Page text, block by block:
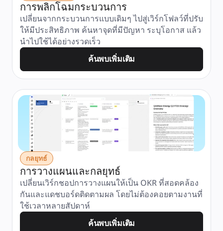
การพลิกโฉมกระบวนการ
เปลี่ยนจากกระบวนการแบบเดิมๆ ไปสู่เวิร์กโฟลว์ที่ปรับ
ให้มีประสิทธิภาพ ค้นหาจุดที่มีปัญหา ระบุโอกาส แล้ว
นำไปใช้ได้อย่างรวดเร็ว
ค้นพบเพิ่มเติม
กลยุทธ์
การวางแผนและกลยุทธ์
เปลี่ยนเวิร์กชอปการวางแผนให้เป็น OKR ที่สอดคล้อง
กันและแดชบอร์ดติดตามผล โดยไม่ต้องคอยตามงานที่
ใช้เวลาหลายสัปดาห์
ค้นพบเพิ่มเติม